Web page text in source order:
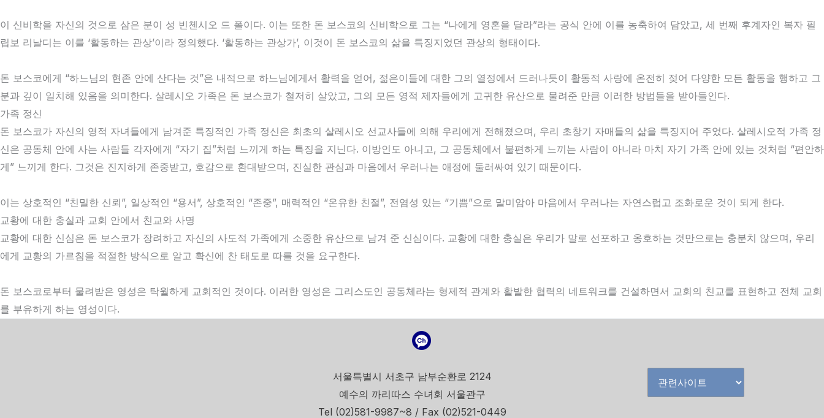
이 신비학을 자신의 것으로 삼은 분이 성 빈첸시오 드 폴이다. 이는 또한 돈 보스코의 신비학으로 그는 “나에게 영혼을 달라”라는 공식 안에 이를 농축하여 담았고, 세 번째 후계자인 복자 필
립보 리날디는 이를 ‘활동하는 관상’이라 정의했다. ‘활동하는 관상가’, 이것이 돈 보스코의 삶을 특징지었던 관상의 형태이다.
돈 보스코에게 “하느님의 현존 안에 산다는 것”은 내적으로 하느님에게서 활력을 얻어, 젊은이들에 대한 그의 열정에서 드러나듯이 활동적 사랑에 온전히 젖어 다양한 모든 활동을 행하고 그
분과 깊이 일치해 있음을 의미한다. 살레시오 가족은 돈 보스코가 철저히 살았고, 그의 모든 영적 제자들에게 고귀한 유산으로 물려준 만큼 이러한 방법들을 받아들인다.
가족 정신
돈 보스코가 자신의 영적 자녀들에게 남겨준 특징적인 가족 정신은 최초의 살레시오 선교사들에 의해 우리에게 전해졌으며, 우리 초창기 자매들의 삶을 특징지어 주었다. 살레시오적 가족 정
신은 공동체 안에 사는 사람들 각자에게 “자기 집”처럼 느끼게 하는 특징을 지닌다. 이방인도 아니고, 그 공동체에서 불편하게 느끼는 사람이 아니라 마치 자기 가족 안에 있는 것처럼 “편안하
게” 느끼게 한다. 그것은 진지하게 존중받고, 호감으로 환대받으며, 진실한 관심과 마음에서 우러나는 애정에 둘러싸여 있기 때문이다.
이는 상호적인 “친밀한 신뢰”, 일상적인 “용서”, 상호적인 “존중”, 매력적인 “온유한 친절”, 전염성 있는 “기쁨”으로 말미암아 마음에서 우러나는 자연스럽고 조화로운 것이 되게 한다.
교황에 대한 충실과 교회 안에서 친교와 사명
교황에 대한 신심은 돈 보스코가 장려하고 자신의 사도적 가족에게 소중한 유산으로 남겨 준 신심이다. 교황에 대한 충실은 우리가 말로 선포하고 옹호하는 것만으로는 충분치 않으며, 우리
에게 교황의 가르침을 적절한 방식으로 알고 확신에 찬 태도로 따를 것을 요구한다.
돈 보스코로부터 물려받은 영성은 탁월하게 교회적인 것이다. 이러한 영성은 그리스도인 공동체라는 형제적 관계와 활발한 협력의 네트워크를 건설하면서 교회의 친교를 표현하고 전체 교회
를 부유하게 하는 영성이다.
서울특별시 서초구 남부순환로 2124
예수의 까리따스 수녀회 서울관구
Tel (02)581-9987~8 / Fax (02)521-0449